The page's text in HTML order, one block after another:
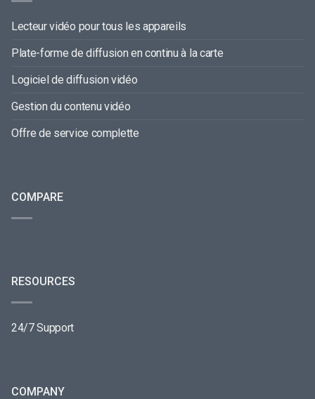
Lecteur vidéo pour tous les appareils
Plate-forme de diffusion en continu à la carte
Logiciel de diffusion vidéo
Gestion du contenu vidéo
Offre de service complette
COMPARE
RESOURCES
24/7 Support
COMPANY